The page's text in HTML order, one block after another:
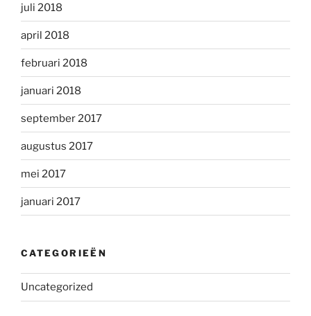
juli 2018
april 2018
februari 2018
januari 2018
september 2017
augustus 2017
mei 2017
januari 2017
CATEGORIEËN
Uncategorized